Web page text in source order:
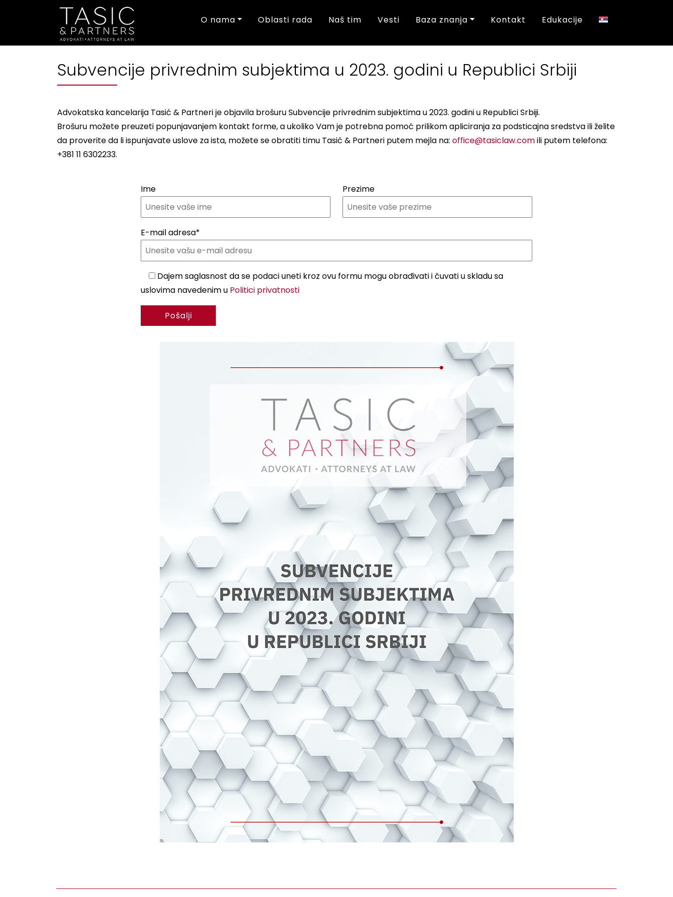
O nama Oblasti rada Naš tim Vesti Baza znanja Kontakt Edukacije
Subvencije privrednim subjektima u 2023. godini u Republici Srbiji
Advokatska kancelarija Tasić & Partneri je objavila brošuru Subvencije privrednim subjektima u 2023. godini u Republici Srbiji.
Brošuru možete preuzeti popunjavanjem kontakt forme, a ukoliko Vam je potrebna pomoć prilikom apliciranja za podsticajna sredstva ili želite
da proverite da li ispunjavate uslove za ista, možete se obratiti timu Tasić & Partneri putem mejla na: office@tasiclaw.comili putem telefona:
+381 11 6302233.
Ime Prezime
E-mail adresa*
Dajem saglasnost da se podaci uneti kroz ovu formu mogu obrađivati i čuvati u skladu sa
uslovima navedenim u Politici privatnosti